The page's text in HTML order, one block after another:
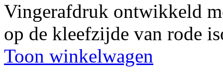
Vingerafdruk ontwikkeld
op de kleefzijde van rode
Toon winkelwagen